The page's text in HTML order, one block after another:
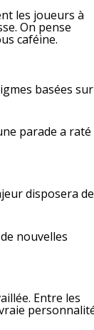
les joueurs à
On pense
caféine.
basées sur
parade a raté
disposera de
nouvelles
Entre les